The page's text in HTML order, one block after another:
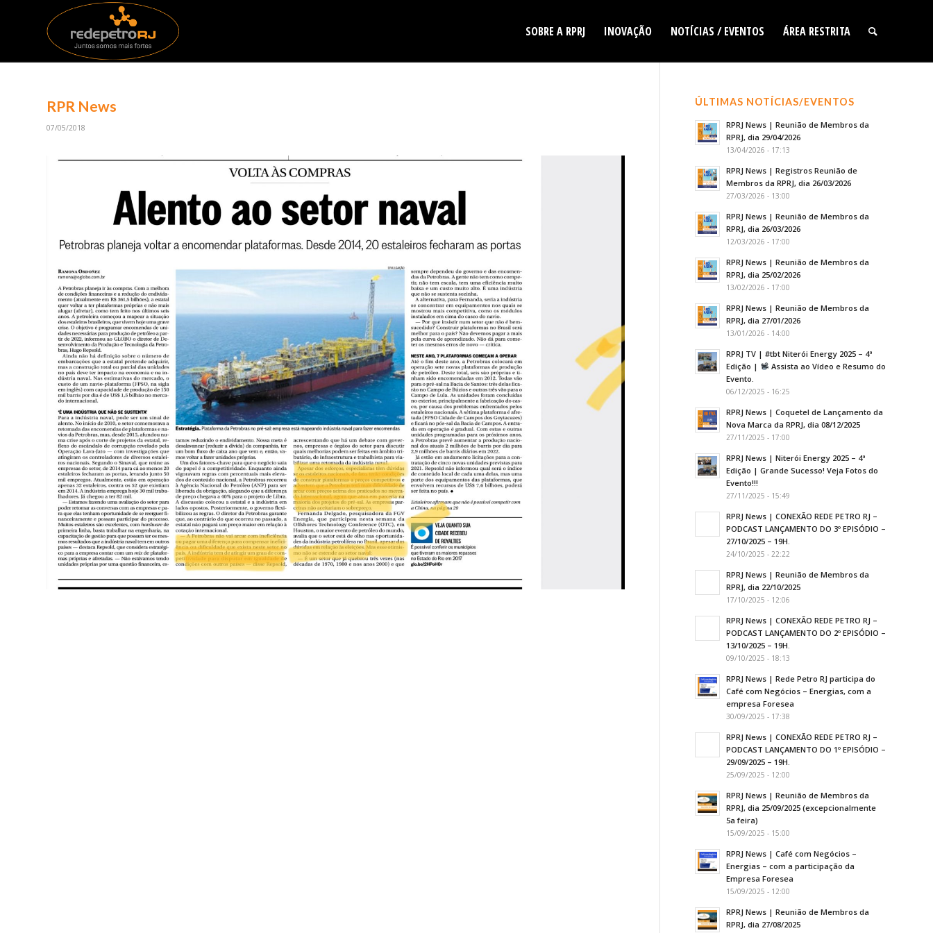
SOBRE A RPRJ INOVAÇÃO NOTÍCIAS / EVENTOS ÁREA RESTRITA
RPR News
07/05/2018
ÚLTIMAS NOTÍCIAS/EVENTOS
RPRJ News | Reunião de Membros da
RPRJ, dia 29/04/2026
13/04/2026 - 17:13
RPRJ News | Registros Reunião de
Membros da RPRJ, dia 26/03/2026
27/03/2026 - 13:00
RPRJ News | Reunião de Membros da
RPRJ, dia 26/03/2026
12/03/2026 - 17:00
RPRJ News | Reunião de Membros da
RPRJ, dia 25/02/2026
13/02/2026 - 17:00
RPRJ News | Reunião de Membros da
RPRJ, dia 27/01/2026
13/01/2026 - 14:00
RPRJ TV | #tbt Niterói Energy 2025 – 4ª
Edição |
Assista ao Vídeo e Resumo do
Evento.
06/12/2025 - 16:25
RPRJ News | Coquetel de Lançamento da
Nova Marca da RPRJ, dia 08/12/2025
27/11/2025 - 17:00
RPRJ News | Niterói Energy 2025 – 4ª
Edição | Grande Sucesso! Veja Fotos do
Evento!!!
27/11/2025 - 15:49
RPRJ News | CONEXÃO REDE PETRO RJ –
PODCAST LANÇAMENTO DO 3º EPISÓDIO –
27/10/2025 – 19H.
24/10/2025 - 22:22
RPRJ News | Reunião de Membros da
RPRJ, dia 22/10/2025
17/10/2025 - 12:06
RPRJ News | CONEXÃO REDE PETRO RJ –
PODCAST LANÇAMENTO DO 2º EPISÓDIO –
13/10/2025 – 19H.
09/10/2025 - 18:13
RPRJ News | Rede Petro RJ participa do
Café com Negócios – Energias, com a
empresa Foresea
30/09/2025 - 17:38
RPRJ News | CONEXÃO REDE PETRO RJ –
PODCAST LANÇAMENTO DO 1º EPISÓDIO –
29/09/2025 – 19H.
25/09/2025 - 12:00
RPRJ News | Reunião de Membros da
RPRJ, dia 25/09/2025 (excepcionalmente
5a feira)
15/09/2025 - 15:00
RPRJ News | Café com Negócios –
Energias – com a participação da
Empresa Foresea
15/09/2025 - 12:00
RPRJ News | Reunião de Membros da
RPRJ, dia 27/08/2025